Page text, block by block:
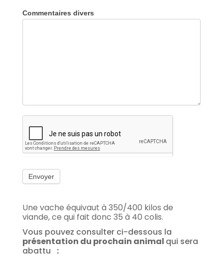
Commentaires divers
Envoyer
Une vache équivaut à 350/400 kilos de
viande, ce qui fait donc 35 à 40 colis.
Vous pouvez consulter ci-dessous la
présentation du prochain animal qui sera
abattu :